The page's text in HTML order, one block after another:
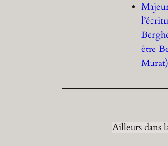
être
Murat)
Ailleurs dans